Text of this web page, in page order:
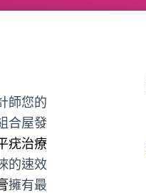
師您的
合屋發
疣治療
的速效
擁有最